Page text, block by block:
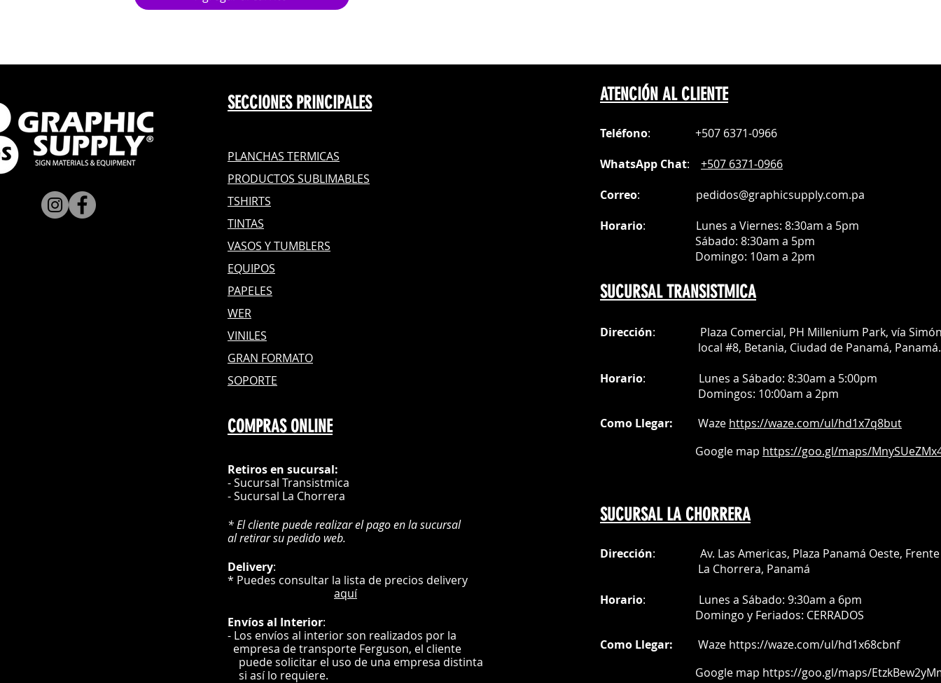
SECCIONES PRINCIPALES
PLANCHAS TERMICAS
PRODUCTOS SUBLIMABLES
TSHIRTS
TINTAS
VASOS Y TUMBLERS
EQUIPOS
PAPELES
WER
VINILES
GRAN FORMATO
SOPORTE
COMPRAS ONLINE
Retiros en sucursal:
- Sucursal Transistmica
- Sucursal La Chorrera
* El cliente puede realizar el pago en la sucursal
al retirar su pedido web.
Delivery:
* Puedes consultar la lista de precios delivery
aquí
Envíosal Interior:
- Los envíos al interior son realizados por la
empresa de transporte Ferguson, el cliente
puede solicitar el uso de una empresa distinta
si así lo requiere.
ATENCIÓN AL CLIENTE
Teléfono: +507 6371-0966
WhatsApp Chat: +507 6371-0966
Correo: pedidos@graphicsupply.com.pa
Horario: Lunes a Viernes: 8:30am a 5pm
Sábado: 8:30am a 5pm
Domingo: 10am a 2pm
SUCURSAL TRANSISTMICA
Dirección: Plaza Comercial, PH Millenium Park, vía
local #8, Betania, Ciudad de Panamá, Panamá.
Horario: Lunes a Sábado: 8:30am a 5:00pm
Domingos: 10:00am a 2pm
Como Llegar: Waze https://waze.com/ul/hd1x7q8but
Google map https://goo.gl/maps/
SUCURSAL LA CHORRERA
Dirección: Av. Las Americas, Plaza Panamá Oeste, Frente
La Chorrera, Panamá
Horario: Lunes a Sábado: 9:30am a 6pm
Domingo y Feriados: CERRADOS
Como Llegar: Waze https://waze.com/ul/hd1x68cbnf
Google map https://goo.gl/maps/